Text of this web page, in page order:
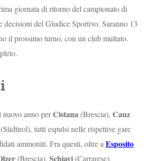
giornata di ritorno del campionato di
decisioni del Giudice Sportivo. Saranno 13
il prossimo turno, con un club multato.
nuovo anno perCistana(Brescia),Cauz
(Südtirol), tutti espulsi nelle rispettive gare
ammoniti. Fra questi, oltre aEsposito
(Brescia),Schiavi(Carrarese),